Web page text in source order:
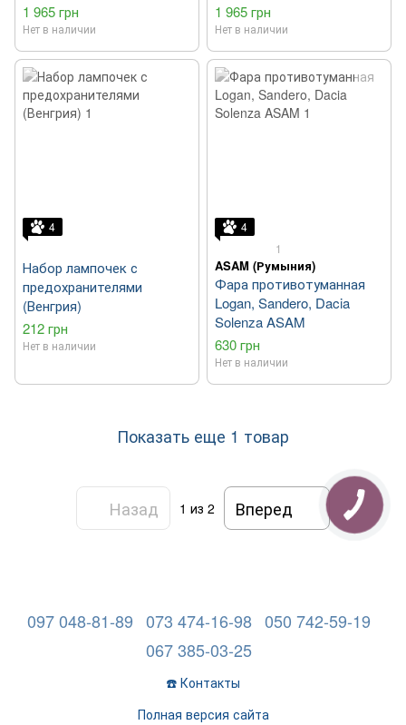
1 965 грн
Нет в наличии
1 965 грн
Нет в наличии
4
Набор лампочек с
предохранителями
(Венгрия)
212 грн
Нет в наличии
4
1
ASAM (Румыния)
Фара противотуманная
Logan, Sandero, Dacia
Solenza ASAM
630 грн
Нет в наличии
Показать еще 1 товар
Назад 1 из 2 Вперед
097 048-81-89 073 474-16-98 050 742-59-19
067 385-03-25
☎️ Контакты
Полная версия сайта